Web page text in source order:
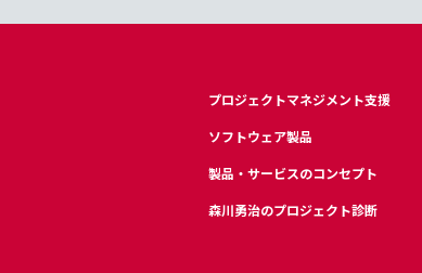
プロジェクトマネジメント支援
ソフトウェア製品
製品・サービスのコンセプト
森川勇治のプロジェクト診断